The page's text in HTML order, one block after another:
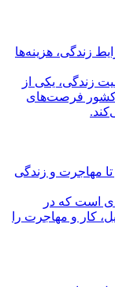
زندگی، هزینه‌ها
زندگی، یکی از
کشور فرصت‌های
مهاجرت و زندگی
است که در
کار و مهاجرت را